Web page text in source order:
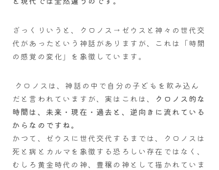
ざっくりいうと、クロノス→ゼウスと神々の世代交
代があったという神話がありますが、これは「時間
の感覚の変化」を象徴しています。
クロノスは、神話の中で自分の子どもを飲み込ん
だと言われていますが、実はこれは、
クロノス的な
時間は、未来・現在・過去と、逆向きに流れている
からなのですね。
かつて、ゼウスに世代交代するまでは、クロノスは
死と病とカルマを象徴する恐ろしい存在ではなく、
むしろ黄金時代の神、豊穣の神として描かれていま